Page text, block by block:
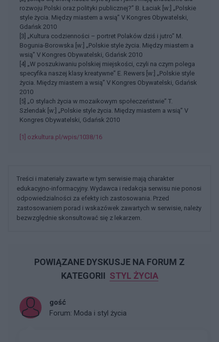
rozwoju Polski oraz polityki publicznej?” B. Łaciak [w:] „Polskie
style życia. Między miastem a wsią” V Kongres Obywatelski,
Gdańsk 2010
[3] „Kultura codzienności – portret Polaków dziś i jutro” M.
Bogunia-Borowska [w:] „Polskie style życia. Między miastem a
wsią” V Kongres Obywatelski, Gdańsk 2010
[4] „W poszukiwaniu polskiej miejskości, czyli na czym polega
specyfika naszej klasy kreatywne” E. Rewers [w:] „Polskie style
życia. Między miastem a wsią” V Kongres Obywatelski, Gdańsk
2010
[5] „O stylach życia w mozaikowym społeczeństwie” T.
Szlendak [w:] „Polskie style życia. Między miastem a wsią” V
Kongres Obywatelski, Gdańsk 2010
[1] ozkultura.pl/wpis/1038/16
Treści i materiały zawarte w tym serwisie mają charakter
edukacyjno-informacyjny. Wydawca i redakcja serwisu nie ponosi
odpowiedzialności za efekty ich zastosowania. Przed
zastosowaniem porad i wskazówek zawartych w serwisie, należy
bezwzględnie skonsultować się z lekarzem.
POWIĄZANE DYSKUSJE NA FORUM Z
KATEGORII STYL ŻYCIA
gość
Forum: Moda i styl życia